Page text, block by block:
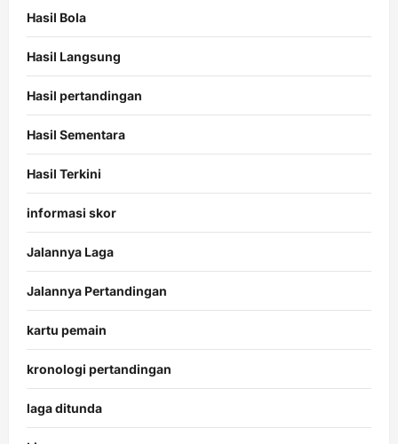
Hasil Bola
Hasil Langsung
Hasil pertandingan
Hasil Sementara
Hasil Terkini
informasi skor
Jalannya Laga
Jalannya Pertandingan
kartu pemain
kronologi pertandingan
laga ditunda